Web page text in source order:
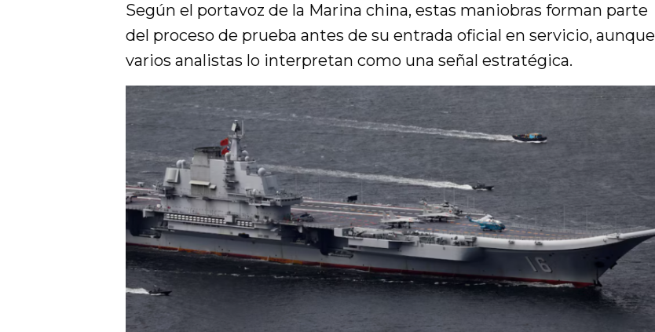
Según el portavoz de la Marina china, estas maniobras forman parte
del proceso de prueba antes de su entrada oficial en servicio, aunque
varios analistas lo interpretan como una señal estratégica.